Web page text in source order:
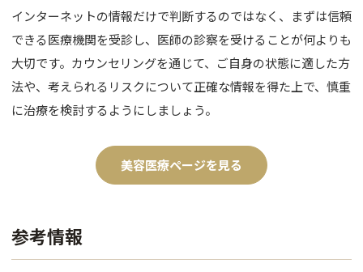
インターネットの情報だけで判断するのではなく、まずは信頼
できる医療機関を受診し、医師の診察を受けることが何よりも
大切です。カウンセリングを通じて、ご自身の状態に適した方
法や、考えられるリスクについて正確な情報を得た上で、慎重
に治療を検討するようにしましょう。
美容医療ページを見る
参考情報